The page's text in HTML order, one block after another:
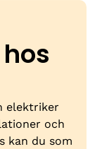
elektriker
och
kan du som